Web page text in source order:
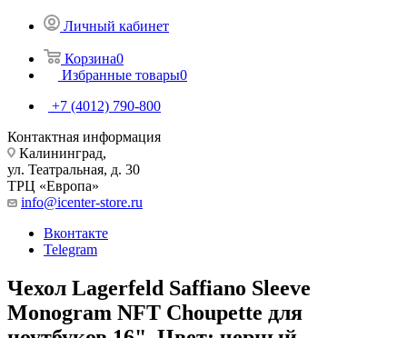
Личный кабинет
Корзина0
Избранные товары0
+7 (4012) 790-800
Контактная информация
Калининград,
ул. Театральная, д. 30
ТРЦ «Европа»
info@icenter-store.ru
Вконтакте
Telegram
Чехол Lagerfeld Saffiano Sleeve
Monogram NFT Choupette для